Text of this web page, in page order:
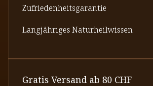
Zufriedenheitsgarantie
Langjähriges Naturheilwissen
Gratis Versand ab 80 CHF